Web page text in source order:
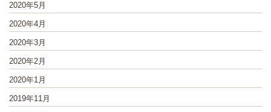
2020年5月
2020年4月
2020年3月
2020年2月
2020年1月
2019年11月